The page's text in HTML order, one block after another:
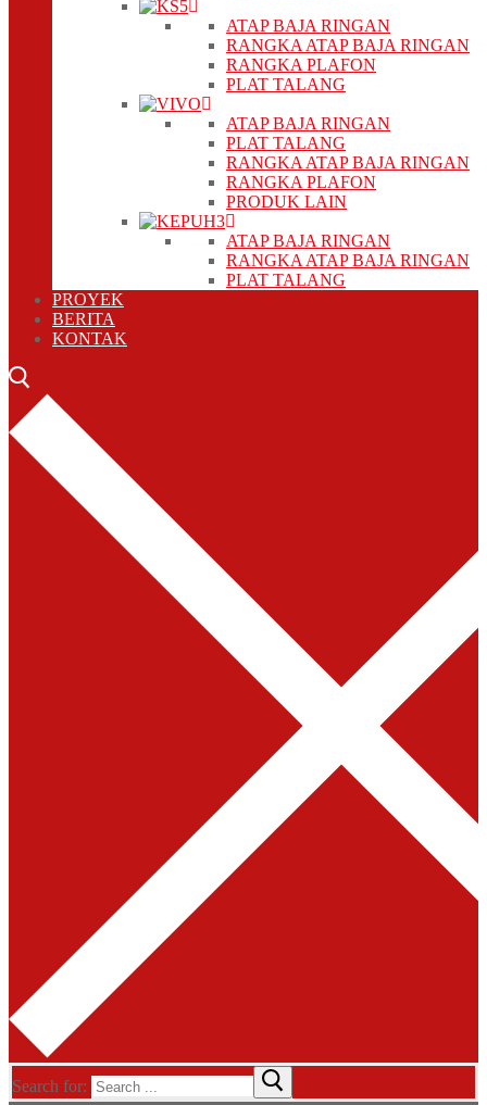
ATAP BAJA RINGAN
RANGKA ATAP BAJA RINGAN
RANGKA PLAFON
PLAT TALANG
ATAP BAJA RINGAN
PLAT TALANG
RANGKA ATAP BAJA RINGAN
RANGKA PLAFON
PRODUK LAIN
ATAP BAJA RINGAN
RANGKA ATAP BAJA RINGAN
PLAT TALANG
PROYEK
BERITA
KONTAK
Search for: